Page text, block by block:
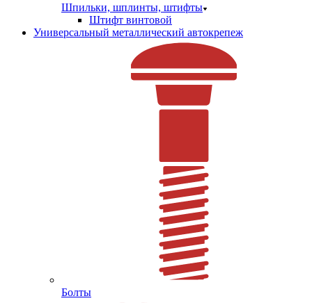
Шпильки, шплинты, штифты
Штифт винтовой
Универсальный металлический автокрепеж
Болты